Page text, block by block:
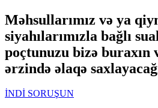
Məhsullarımız və ya
siyahılarımızla bağlı
poçtunuzu bizə buraxın
ərzində əlaqə
İNDİ SORUŞUN